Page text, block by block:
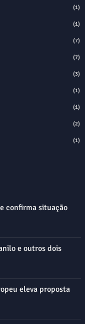
(1)
(1)
(7)
(7)
(3)
(1)
(1)
(2)
(1)
confirma situação
e outros dois
eleva proposta